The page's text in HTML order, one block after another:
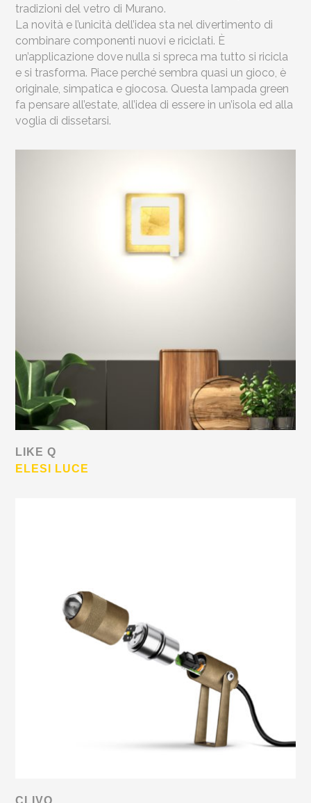
tradizioni del vetro di Murano.
La novità e l’unicità dell’idea sta nel divertimento di
combinare componenti nuovi e riciclati. È
un’applicazione dove nulla si spreca ma tutto si ricicla
e si trasforma. Piace perché sembra quasi un gioco, è
originale, simpatica e giocosa. Questa lampada green
fa pensare all’estate, all’idea di essere in un’isola ed alla
voglia di dissetarsi.
LIKE Q
ELESI LUCE